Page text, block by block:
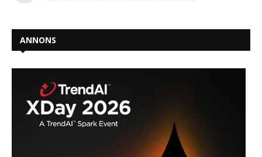
ANNONS